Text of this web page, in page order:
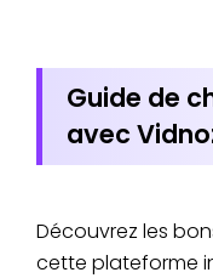
Guide de
avec
Découvrez les
cette plateforme